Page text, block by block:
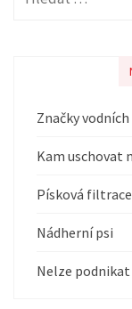
Značky
Kam uschovat
Písková
Nádherní psi
Nelze